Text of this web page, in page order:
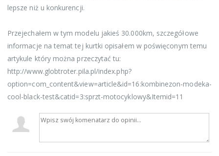
lepsze niż u konkurencji.
Przejechałem w tym modelu jakieś 30.000km, szczegółowe
informacje na temat tej kurtki opisałem w poświęconym temu
artykule który można przeczytać tu:
http://www.globtroter.pila.pl/index.php?
option=com_content&view=article&id=16:kombinezon-modeka-
cool-black-test&catid=3:sprzt-motocyklowy&Itemid=11